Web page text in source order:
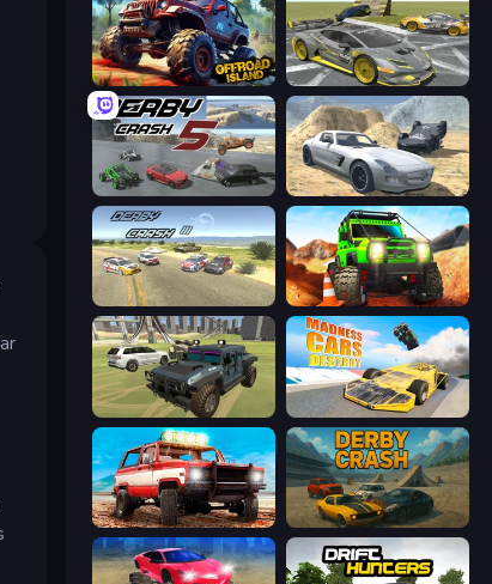
Offroad Island Wrong Way
Derby Crash 5 Derby Crash 2
Derby Crash 3 Offroad Life 3D
4x4 Offroader Madness Cars Destroy
Offroad Masters Challenge Derby Crash